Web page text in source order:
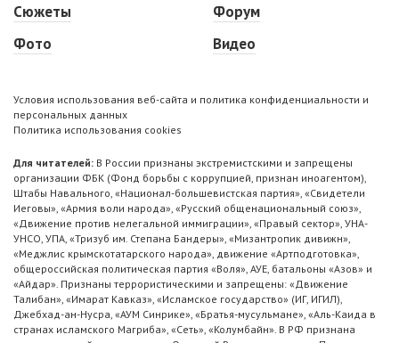
Сюжеты
Фото
Форум
Видео
Условия использования веб-сайта и политика конфиденциальности и
персональных данных
Политика использования cookies
Для читателей: В России признаны экстремистскими и запрещены
организации ФБК (Фонд борьбы с коррупцией, признан иноагентом),
Штабы Навального, «Национал-большевистская партия», «Свидетели
Иеговы», «Армия воли народа», «Русский общенациональный союз»,
«Движение против нелегальной иммиграции», «Правый сектор», УНА-
УНСО, УПА, «Тризуб им. Степана Бандеры», «Мизантропик дивижн»,
«Меджлис крымскотатарского народа», движение «Артподготовка»,
общероссийская политическая партия «Воля», АУЕ, батальоны «Азов» и
«Айдар». Признаны террористическими и запрещены: «Движение
Талибан», «Имарат Кавказ», «Исламское государство» (ИГ, ИГИЛ),
Джебхад-ан-Нусра, «АУМ Синрике», «Братья-мусульмане», «Аль-Каида в
странах исламского Магриба», «Сеть», «Колумбайн». В РФ признана